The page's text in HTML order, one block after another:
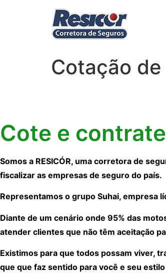
Cotação
Cote e
Somos a RESICÓR, uma corretora de
fiscalizar as empresas de seguro do país.
Representamos o grupo Suhai, empresa
Diante de um cenário onde 95% das
atender clientes que não têm aceitação
Existimos para que todos possam viver,
que que faz sentido para você e seu